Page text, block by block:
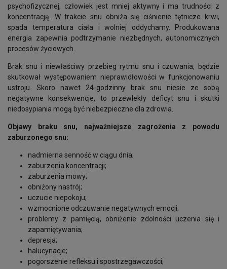
psychofizycznej, człowiek jest mniej aktywny i ma trudności z
koncentracją. W trakcie snu obniża się ciśnienie tętnicze krwi,
spada temperatura ciała i wolniej oddychamy. Produkowana
energia zapewnia podtrzymanie niezbędnych, autonomicznych
procesów życiowych.
Brak snu i niewłaściwy przebieg rytmu snu i czuwania, będzie
skutkował występowaniem nieprawidłowości w funkcjonowaniu
ustroju. Skoro nawet 24-godzinny brak snu niesie ze sobą
negatywne konsekwencje, to przewlekły deficyt snu i skutki
niedosypiania mogą być niebezpieczne dla zdrowia.
Objawy braku snu, najważniejsze zagrożenia z powodu
zaburzonego snu:
nadmierna senność w ciągu dnia;
zaburzenia koncentracji;
zaburzenia mowy;
obniżony nastrój;
uczucie niepokoju;
wzmocnione odczuwanie negatywnych emocji;
problemy z pamięcią, obniżenie zdolności uczenia się i
zapamiętywania;
depresja;
halucynacje;
pogorszenie refleksu i spostrzegawczości;